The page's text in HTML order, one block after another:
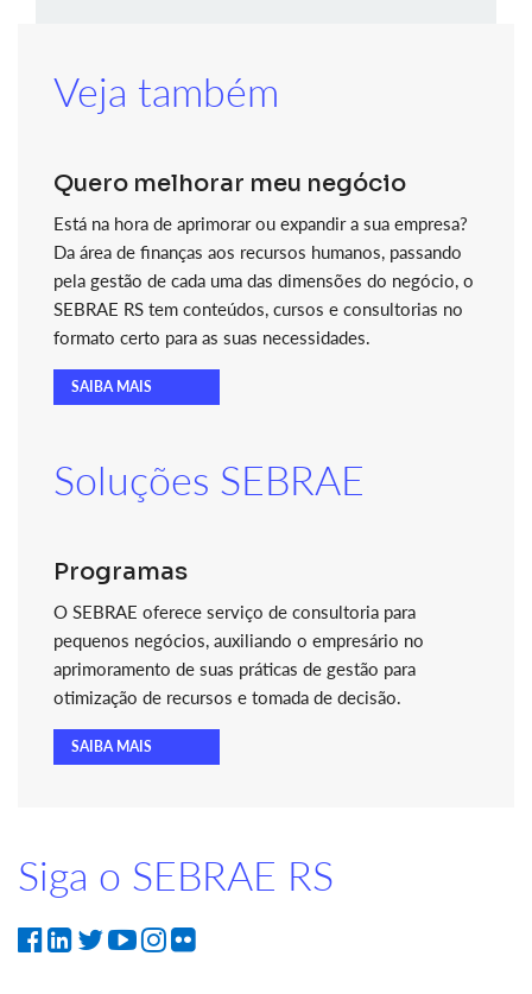
Veja também
Quero melhorar meu negócio
Está na hora de aprimorar ou expandir a sua empresa?
Da área de finanças aos recursos humanos, passando
pela gestão de cada uma das dimensões do negócio, o
SEBRAE RS tem conteúdos, cursos e consultorias no
formato certo para as suas necessidades.
SAIBA MAIS
Soluções SEBRAE
Programas
O SEBRAE oferece serviço de consultoria para
pequenos negócios, auxiliando o empresário no
aprimoramento de suas práticas de gestão para
otimização de recursos e tomada de decisão.
SAIBA MAIS
Siga o SEBRAE RS